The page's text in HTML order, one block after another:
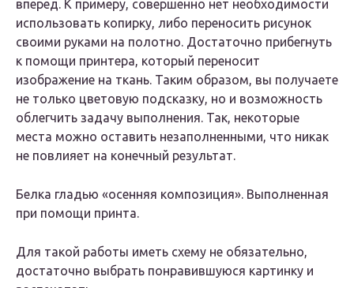
вперед. К примеру, совершенно нет необходимости
использовать копирку, либо переносить рисунок
своими руками на полотно. Достаточно прибегнуть
к помощи принтера, который переносит
изображение на ткань. Таким образом, вы получаете
не только цветовую подсказку, но и возможность
облегчить задачу выполнения. Так, некоторые
места можно оставить незаполненными, что никак
не повлияет на конечный результат.
Белка гладью «осенняя композиция». Выполненная
при помощи принта.
Для такой работы иметь схему не обязательно,
достаточно выбрать понравившуюся картинку и